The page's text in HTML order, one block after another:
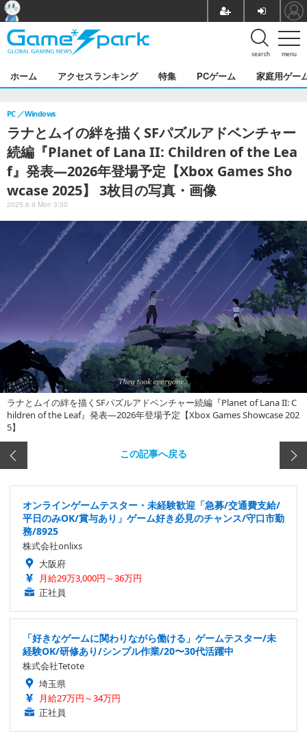
menu
search
ホーム アクセスランキング 特集 PCゲーム 家庭用ゲー
ラナとムイの絆を描くSFパズルアドベンチャー
続編『Planet of Lana II: Children of the Lea
f』発表―2026年登場予定【Xbox Games Sho
wcase 2025】 3枚目の写真・画像
PC Windows
2025.6.9 Mon 3:00
ラナとムイの絆を描くSFパズルアドベンチャー続編『Planet of Lana II: C
hildren of the Leaf』発表―2026年登場予定【Xbox Games Showcase 202
5】
この記事へ戻る
オンラインゲームテスター・未経験歓迎「急募/交通費支給/
平日のみOK/賞与あり」ゲーム好き必見のチャンス/守口市勤
務/8925
株式会社onlixs
大阪府
月給29万3,000円～36万円
正社員
「好きなゲームに関わりながら働ける」ゲームテスター/未
経験OK/研修あり/シンプル作業/20〜30代活躍中
株式会社Tetote
埼玉県
月給27万円～34万円
正社員